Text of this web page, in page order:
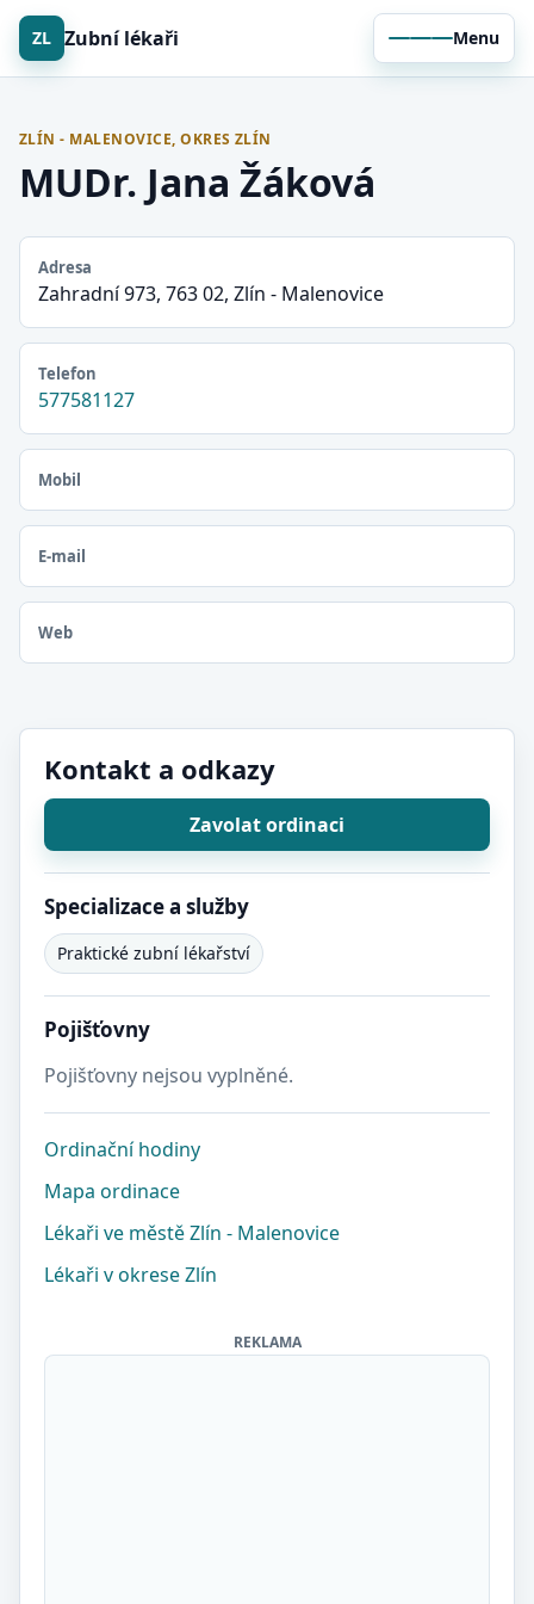
ZL Zubní lékaři Menu
ZLÍN - MALENOVICE, OKRES ZLÍN
MUDr. Jana Žáková
Adresa
Zahradní 973, 763 02, Zlín - Malenovice
Telefon
577581127
Mobil
E-mail
Web
Kontakt a odkazy
Zavolat ordinaci
Specializace a služby
Praktické zubní lékařství
Pojišťovny
Pojišťovny nejsou vyplněné.
Ordinační hodiny
Mapa ordinace
Lékaři ve městě Zlín - Malenovice
Lékaři v okrese Zlín
REKLAMA